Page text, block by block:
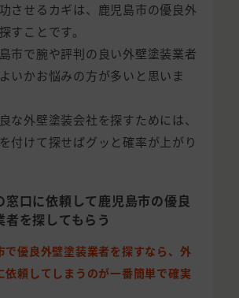
させるカギは、鹿児島市の優良外
すことです。
市で腕や評判の良い外壁塗装業者
いかお悩みの方が多いと思いま
な外壁塗装会社を探すためには、
付けて探せばグッと確率が上がり
窓口に依頼して鹿児島市の優良
者を探してもらう
で優良外壁塗装業者を探すなら、外
依頼してしまうのが一番簡単で確実